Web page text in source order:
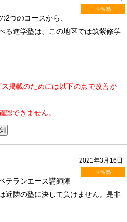
学習塾
2つのコースから、
る進学塾は、この地区では筑紫修学
掲載のためには以下の点で改善が
認できません。
2021年3月16日
学習塾
テランエース講師陣
近隣の塾に決して負けません。是非